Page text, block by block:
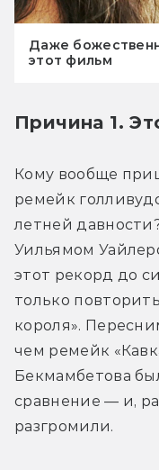
Даже
этот фильм
Причина 1.
Кому вообще
ремейк
летней
Уильямом
этот рекорд до
только
короля».
чем ремейк
Бекмамбетова
сравнение — и,
разгромили.